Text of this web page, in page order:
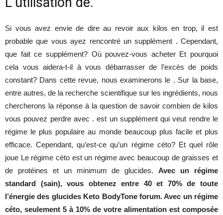
et
silhouette
mince
Si vous avez envie de dire au revoir aux kilos en trop, il est
probable que vous ayez rencontré un supplément . Cependant,
que fait ce supplément? Où pouvez-vous acheter Et pourquoi
cela vous aidera-t-il à vous débarrasser de l’excès de poids
constant? Dans cette revue, nous examinerons le . Sur la base,
entre autres, de la recherche scientifique sur les ingrédients, nous
chercherons la réponse à la question de savoir combien de kilos
vous pouvez perdre avec . est un supplément qui veut rendre le
régime le plus populaire au monde beaucoup plus facile et plus
efficace. Cependant, qu’est-ce qu’un régime céto? Et quel rôle
joue Le régime céto est un régime avec beaucoup de graisses et
de protéines et un minimum de glucides.Avec un régime
standard (sain), vous obtenez entre 40 et 70% de toute
l’énergie des glucides Keto BodyTone forum. Avec un régime
céto, seulement 5 à 10% de votre alimentation est composée